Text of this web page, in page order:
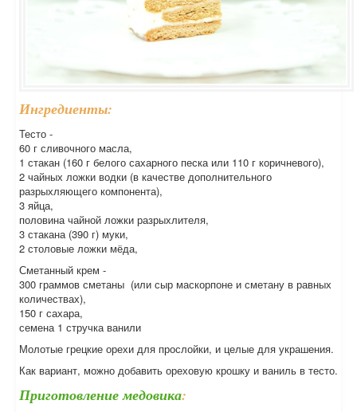
Ингредиенты:
Тесто -
60 г сливочного масла,
1 стакан (160 г белого сахарного песка или 110 г коричневого),
2 чайных ложки водки (в качестве дополнительного
разрыхляющего компонента),
3 яйца,
половина чайной ложки разрыхлителя,
3 стакана (390 г) муки,
2 столовые ложки мёда,
Сметанный крем -
300 граммов сметаны (или сыр маскорпоне и сметану в равных
количествах),
150 г сахара,
семена 1 стручка ванили
Молотые грецкие орехи для прослойки, и целые для украшения.
Как вариант, можно добавить ореховую крошку и ваниль в тесто.
Приготовление медовика: